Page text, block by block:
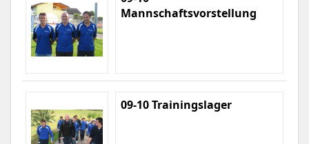
Mannschaftsvorstellung
09-10 Trainingslager